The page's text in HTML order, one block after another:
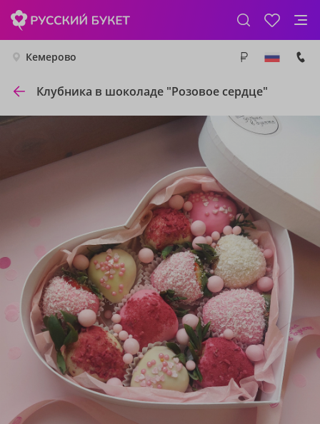
Кемерово
Клубника в шоколаде "Розовое сердце"